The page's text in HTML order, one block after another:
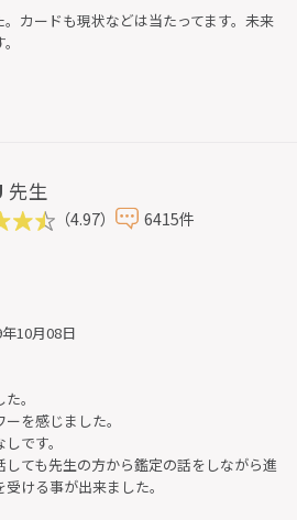
カードも現状などは当たってます。未来
先生
（4.97） 6415件
年10月08日
。
を感じました。
です。
ても先生の方から鑑定の話をしながら進
ける事が出来ました。